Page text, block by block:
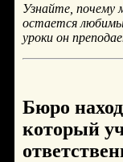
Узнайте, почему
остается
уроки он
Бюро
который